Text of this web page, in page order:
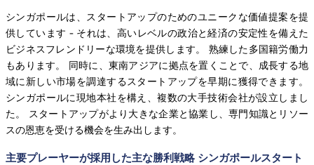
シンガポールは、スタートアップのためのユニークな価値提案を提
供しています - それは、高いレベルの政治と経済の安定性を備えた
ビジネスフレンドリーな環境を提供します。 熟練した多国籍労働力
もあります。 同時に、東南アジアに拠点を置くことで、成長する地
域に新しい市場を調達するスタートアップを早期に獲得できます。
シンガポールに現地本社を構え、複数の大手技術会社が設立しまし
た。 スタートアップがより大きな企業と協業し、専門知識とリソー
スの恩恵を受ける機会を生み出します。
主要プレーヤーが採用した主な勝利戦略 シンガポールスタート